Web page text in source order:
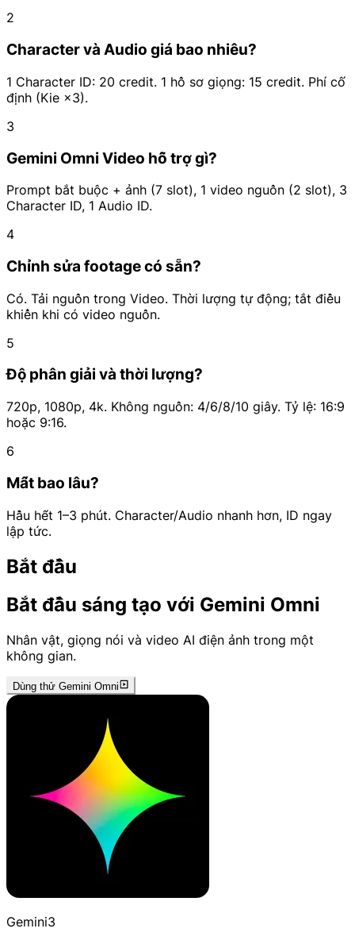
2
Character và Audio giá bao nhiêu?
1 Character ID: 20 credit. 1 hồ sơ giọng: 15 credit. Phí cố
định (Kie ×3).
3
Gemini Omni Video hỗ trợ gì?
Prompt bắt buộc + ảnh (7 slot), 1 video nguồn (2 slot), 3
Character ID, 1 Audio ID.
4
Chỉnh sửa footage có sẵn?
Có. Tải nguồn trong Video. Thời lượng tự động; tắt điều
khiển khi có video nguồn.
5
Độ phân giải và thời lượng?
720p, 1080p, 4k. Không nguồn: 4/6/8/10 giây. Tỷ lệ: 16:9
hoặc 9:16.
6
Mất bao lâu?
Hầu hết 1–3 phút. Character/Audio nhanh hơn, ID ngay
lập tức.
Bắt đầu
Bắt đầu sáng tạo với Gemini Omni
Nhân vật, giọng nói và video AI điện ảnh trong một
không gian.
Dùng thử Gemini Omni
Gemini3